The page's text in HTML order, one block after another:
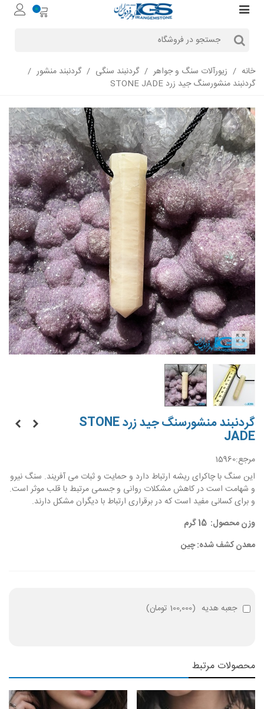
0
خانه / زیورآلات سنگ و جواهر / گردنبند سنگی / گردنبند منشور /
گردنبند منشورسنگ جید زرد STONE JADE
گردنبند منشورسنگ جید زرد STONE
JADE
مرجع:15960
این سنگ با چاکرای ریشه ارتباط دارد و حمایت و ثبات می آفریند. سنگ نیرو
و شهامت است در کاهش مشکلات روانی و جسمی مرتبط با قلب موثر است.
و برای کسانی مفید است که در برقراری ارتباط با دیگران مشکل دارند.
وزن محصول: 15 گرم
معدن کشف شده: چین
جعبه هدیه (100,000 تومان )
محصولات مرتبط